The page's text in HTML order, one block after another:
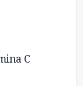
C